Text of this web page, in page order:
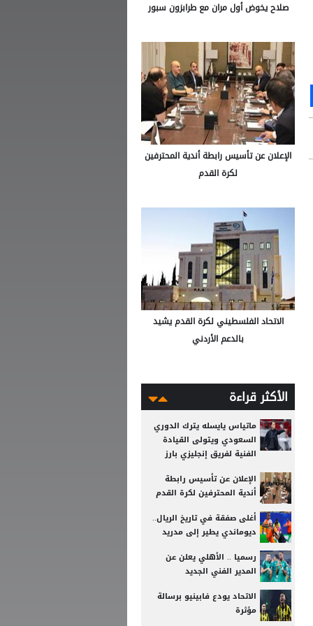
صلاح يخوض أول مران مع طرابزون سبور
الإعلان عن تأسيس رابطة أندية المحترفين
لكرة القدم
الاتحاد الفلسطيني لكرة القدم يشيد
بالدعم الأردني
الأكثر قراءة
ماتياس يايسله يترك الدوري
السعودي ويتولى القيادة
الفنية لفريق إنجليزي بارز
الإعلان عن تأسيس رابطة
أندية المحترفين لكرة القدم
أغلى صفقة في تاريخ الريال..
ديوماندي يطير إلى مدريد
رسميا .. الأهلي يعلن عن
المدير الفني الجديد
الاتحاد يودع فابينيو برسالة
مؤثرة